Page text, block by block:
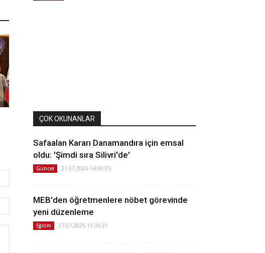
ÇOK OKUNANLAR
Safaalan Kararı Danamandıra için emsal
oldu: 'Şimdi sıra Silivri'de'
Güncel 31.07.2026 14:00:05
MEB'den öğretmenlere nöbet görevinde
yeni düzenleme
Eğitim 27.07.2026 11:36:31